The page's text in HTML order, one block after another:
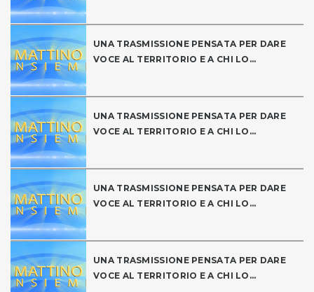
UNA TRASMISSIONE PENSATA PER DARE
VOCE AL TERRITORIO E A CHI LO...
UNA TRASMISSIONE PENSATA PER DARE
VOCE AL TERRITORIO E A CHI LO...
UNA TRASMISSIONE PENSATA PER DARE
VOCE AL TERRITORIO E A CHI LO...
UNA TRASMISSIONE PENSATA PER DARE
VOCE AL TERRITORIO E A CHI LO...